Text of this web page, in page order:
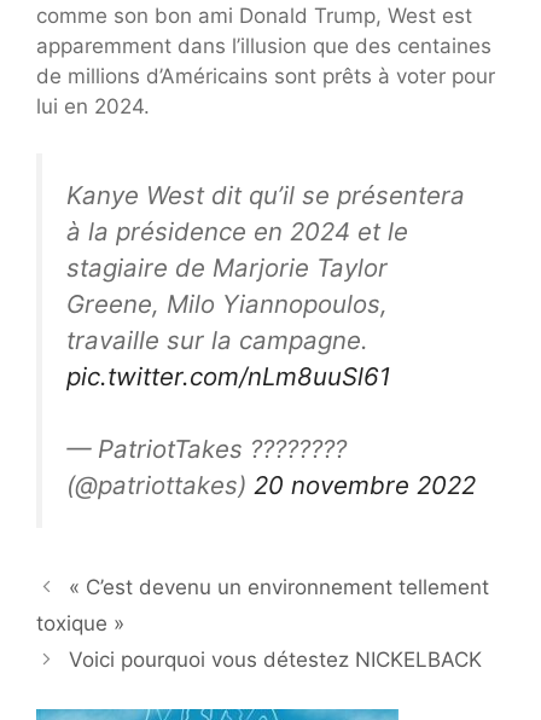
comme son bon ami Donald Trump, West est
apparemment dans l’illusion que des centaines
de millions d’Américains sont prêts à voter pour
lui en 2024.
Kanye West dit qu’il se présentera
à la présidence en 2024 et le
stagiaire de Marjorie Taylor
Greene, Milo Yiannopoulos,
travaille sur la campagne.
pic.twitter.com/nLm8uuSl61
— PatriotTakes ????????
(@patriottakes) 20 novembre 2022
« C’est devenu un environnement tellement
toxique »
Voici pourquoi vous détestez NICKELBACK